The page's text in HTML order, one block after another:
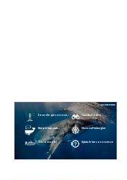
Cose che già conosci...
Stai per imparare...
Ora tocca a te! Valuta le tue conoscenze
Clicca sull'immagine
Guarda il video